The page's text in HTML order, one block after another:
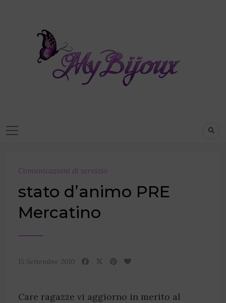
Comunicazioni di servizio
stato d’animo PRE
Mercatino
15 Settembre 2010
Care ragazze vi aggiorno in merito al